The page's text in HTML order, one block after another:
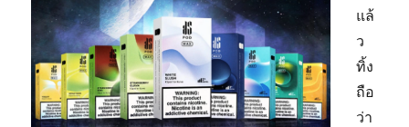
แล้
ว
ทิ้ง
ถือ
ว่า